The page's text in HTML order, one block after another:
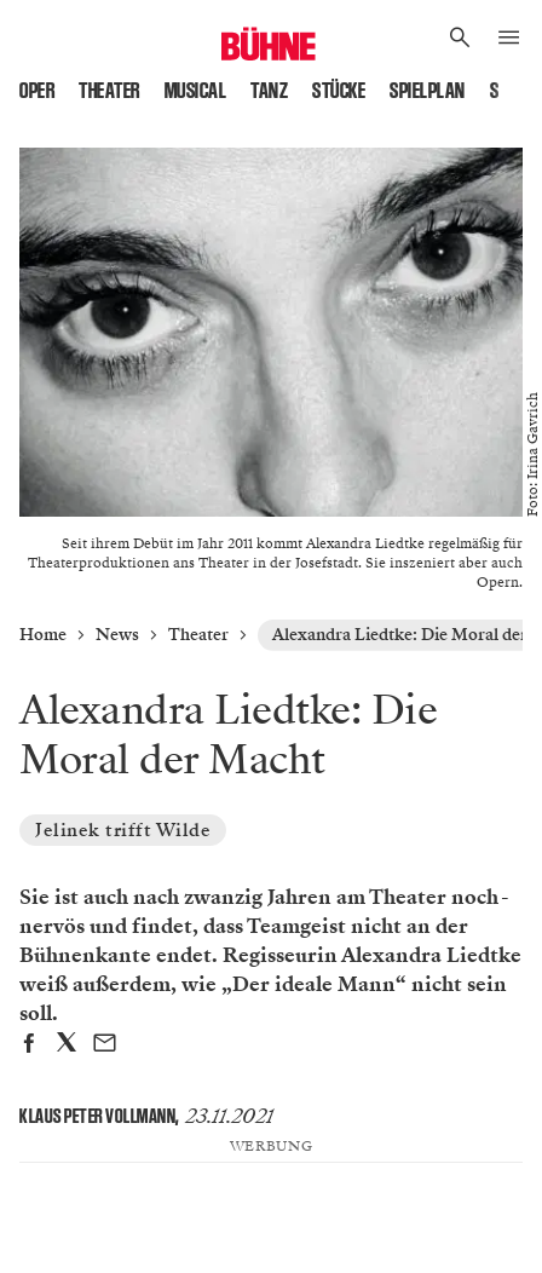
OPER THEATER MUSICAL TANZ STÜCKE SPIELPLAN
Seit ihrem Debüt im Jahr 2011 kommt Alexandra Liedtke regelmäßig für
Theaterproduktionen ans Theater in der Josefstadt. Sie inszeniert aber auch
Opern.
Foto: Irina Gavrich
Home News Theater Alexandra Liedtke: Die Moral der
Alexandra Liedtke: Die
Moral der Macht
Jelinek trifft Wilde
Sie ist auch nach zwanzig Jahren am Theater noch ­
nervös und findet, dass Teamgeist nicht an der
Bühnenkante endet. Regisseurin Alexandra Liedtke
weiß außerdem, wie „Der ideale Mann“ nicht sein
soll.
KLAUS PETER VOLLMANN, 23.11.2021
WERBUNG